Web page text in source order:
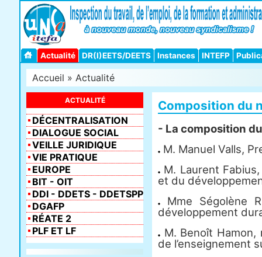
Actualité DR(I)EETS/DEETS Instances INTEFP
Accueil » Actualité
Composition du
- La composition
M. Manuel Valls,
M. Laurent
et du
Mme Ségolène
développement
M. Benoît Hamon,
de l’enseignement
ACTUALITÉ
DÉCENTRALISATION
DIALOGUE SOCIAL
VEILLE JURIDIQUE
VIE PRATIQUE
EUROPE
BIT - OIT
DDI - DDETS - DDETSPP
DGAFP
RÉATE 2
PLF ET LF